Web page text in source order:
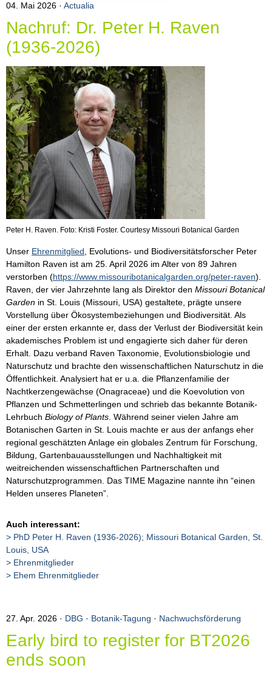
04. Mai 2026
Actualia
Nachruf: Dr. Peter H. Raven
(1936-2026)
Peter H. Raven. Foto: Kristi Foster. Courtesy Missouri Botanical Garden
Unser Ehrenmitglied , Evolutions- und Biodiversitätsforscher Peter
Hamilton Raven ist am 25. April 2026 im Alter von 89 Jahren
verstorben (https://www.missouribotanicalgarden.org/peter-raven).
Raven, der vier Jahrzehnte lang als Direktor den Missouri Botanical
Garden in St. Louis (Missouri, USA) gestaltete, prägte unsere
Vorstellung über Ökosystembeziehungen und Biodiversität. Als
einer der ersten erkannte er, dass der Verlust der Biodiversität kein
akademisches Problem ist und engagierte sich daher für deren
Erhalt. Dazu verband Raven Taxonomie, Evolutionsbiologie und
Naturschutz und brachte den wissenschaftlichen Naturschutz in die
Öffentlichkeit. Analysiert hat er u.a. die Pflanzenfamilie der
Nachtkerzengewächse (Onagraceae) und die Koevolution von
Pflanzen und Schmetterlingen und schrieb das bekannte Botanik-
Lehrbuch Biology of Plants . Während seiner vielen Jahre am
Botanischen Garten in St. Louis machte er aus der anfangs eher
regional geschätzten Anlage ein globales Zentrum für Forschung,
Bildung, Gartenbauausstellungen und Nachhaltigkeit mit
weitreichenden wissenschaftlichen Partnerschaften und
Naturschutzprogrammen. Das TIME Magazine nannte ihn “einen
Helden unseres Planeten”.
Auch interessant:
PhD Peter H. Raven (1936-2026); Missouri Botanical Garden, St.
Louis, USA
Ehrenmitglieder
Ehem Ehrenmitglieder
27. Apr. 2026 DBG · Botanik-Tagung · Nachwuchsförderung
Early bird to register for BT2026
ends soon